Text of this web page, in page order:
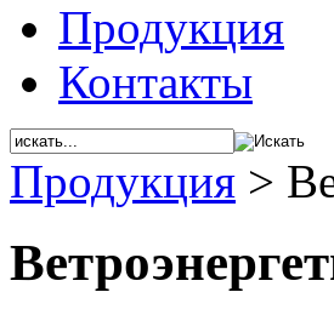
Продукция
Контакты
Продукция >